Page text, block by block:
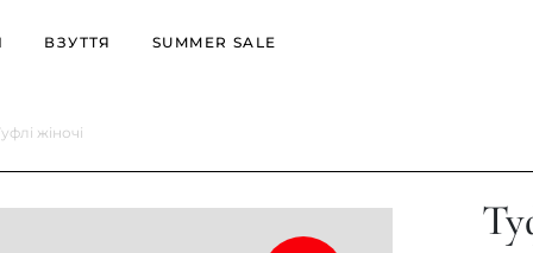
Черевики
Ботильйони
ВЗУТТЯ
Черевики
Уггі
SUMMER SALE
жіночі